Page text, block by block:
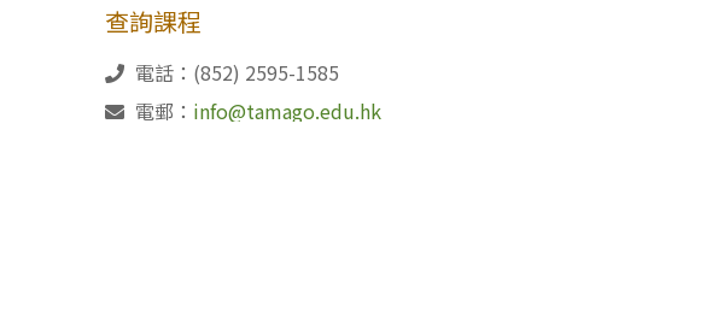
查詢課程
電話：(852) 2595-1585
電郵： info@tamago.edu.hk